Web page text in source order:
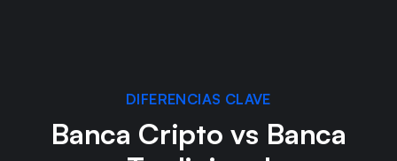
DIFERENCIAS CLAVE
Banca Cripto vs Banca